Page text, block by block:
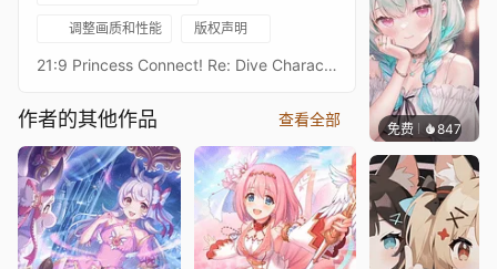
调整画质和性能 版权声明
21:9 Princess Connect! Re: Dive Character Live Wallpaperプリンセスコネクトリダイブ超异域公主连结！Re: DiveResolution: 21:9 3440*1440Overall Bit Rate: ≈40Mb/s ± 3Mb/s3★霞 新年3★カスミ（ニューイヤー） - KasumiAfter Waifu2x upscaling + FFmpeg frame processing16:9 3584 x 2016 Resolution：https://steamcommunity.com/sharedfiles/filedetails/?id=3160575232Princess Connect! Re: Dive 16:9 Collections：https://steamcommunity.com/sharedfiles/filedetails/?id=2134024999Princess Connect! Re: Dive 21:9 Collections：https://steamcommunity.com/sharedfiles/filedetails/?id=2137377323
作者的其他作品 查看全部
免费 847豆子